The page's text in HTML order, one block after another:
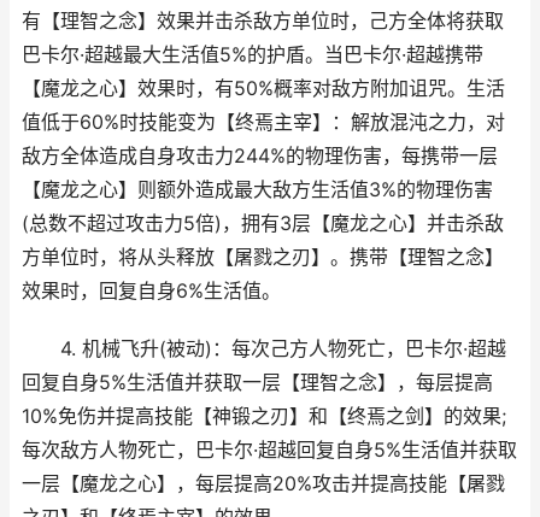
有【理智之念】效果并击杀敌方单位时，己方全体将获取
巴卡尔·超越最大生活值5%的护盾。当巴卡尔·超越携带
【魔龙之心】效果时，有50%概率对敌方附加诅咒。生活
值低于60%时技能变为【终焉主宰】：解放混沌之力，对
敌方全体造成自身攻击力244%的物理伤害，每携带一层
【魔龙之心】则额外造成最大敌方生活值3%的物理伤害
(总数不超过攻击力5倍)，拥有3层【魔龙之心】并击杀敌
方单位时，将从头释放【屠戮之刃】。携带【理智之念】
效果时，回复自身6%生活值。
4. 机械飞升(被动)：每次己方人物死亡，巴卡尔·超越
回复自身5%生活值并获取一层【理智之念】，每层提高
10%免伤并提高技能【神锻之刃】和【终焉之剑】的效果;
每次敌方人物死亡，巴卡尔·超越回复自身5%生活值并获取
一层【魔龙之心】，每层提高20%攻击并提高技能【屠戮